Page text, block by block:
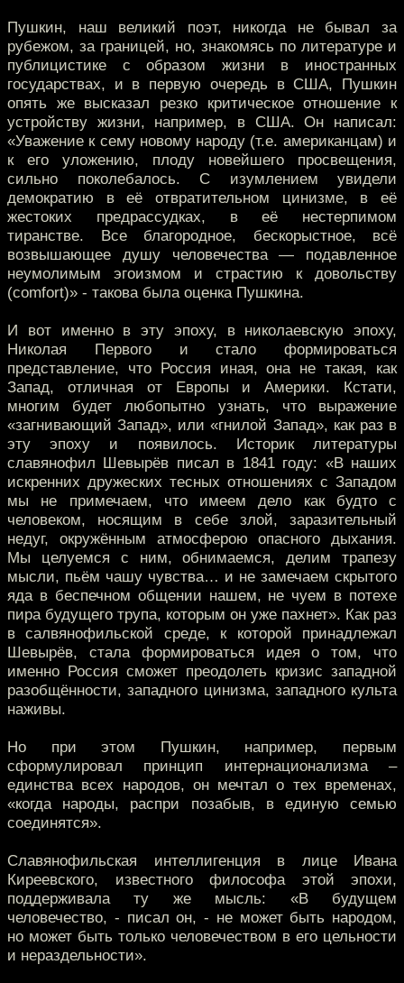
Пушкин, наш великий поэт, никогда не бывал за
рубежом, за границей, но, знакомясь по литературе и
публицистике с образом жизни в иностранных
государствах, и в первую очередь в США, Пушкин
опять же высказал резко критическое отношение к
устройству жизни, например, в США. Он написал:
«Уважение к сему новому народу (т.е. американцам) и
к его уложению, плоду новейшего просвещения,
сильно поколебалось. С изумлением увидели
демократию в её отвратительном цинизме, в её
жестоких предрассудках, в её нестерпимом
тиранстве. Все благородное, бескорыстное, всё
возвышающее душу человечества — подавленное
неумолимым эгоизмом и страстию к довольству
(comfort)» - такова была оценка Пушкина.
И вот именно в эту эпоху, в николаевскую эпоху,
Николая Первого и стало формироваться
представление, что Россия иная, она не такая, как
Запад, отличная от Европы и Америки. Кстати,
многим будет любопытно узнать, что выражение
«загнивающий Запад», или «гнилой Запад», как раз в
эту эпоху и появилось. Историк литературы
славянофил Шевырёв писал в 1841 году: «В наших
искренних дружеских тесных отношениях с Западом
мы не примечаем, что имеем дело как будто с
человеком, носящим в себе злой, заразительный
недуг, окружённым атмосферою опасного дыхания.
Мы целуемся с ним, обнимаемся, делим трапезу
мысли, пьём чашу чувства… и не замечаем скрытого
яда в беспечном общении нашем, не чуем в потехе
пира будущего трупа, которым он уже пахнет». Как раз
в салвянофильской среде, к которой принадлежал
Шевырёв, стала формироваться идея о том, что
именно Россия сможет преодолеть кризис западной
разобщённости, западного цинизма, западного культа
наживы.
Но при этом Пушкин, например, первым
сформулировал принцип интернационализма –
единства всех народов, он мечтал о тех временах,
«когда народы, распри позабыв, в единую семью
соединятся».
Славянофильская интеллигенция в лице Ивана
Киреевского, известного философа этой эпохи,
поддерживала ту же мысль: «В будущем
человечество, - писал он, - не может быть народом,
но может быть только человечеством в его цельности
и нераздельности».